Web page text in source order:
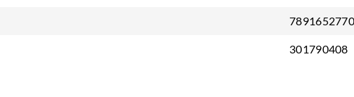
7891652770
301790408